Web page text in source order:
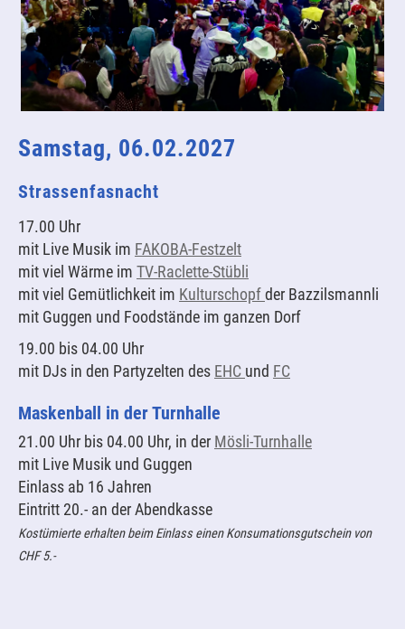
Samstag, 06.02.2027
Strassenfasnacht
17.00 Uhr
mit Live Musik im FAKOBA-Festzelt
mit viel Wärme im TV-Raclette-Stübli
mit viel Gemütlichkeit im Kulturschopfder Bazzilsmannli
mit Guggen und Foodstände im ganzen Dorf
19.00 bis 04.00 Uhr
mit DJs in den Partyzelten des EHC und FC
Maskenball in der Turnhalle
21.00 Uhr bis 04.00 Uhr, in der Mösli-Turnhalle
mit Live Musik und Guggen
Einlass ab 16 Jahren
Eintritt 20.- an der Abendkasse
Kostümierte erhalten beim Einlass einen Konsumationsgutschein von
CHF 5.-